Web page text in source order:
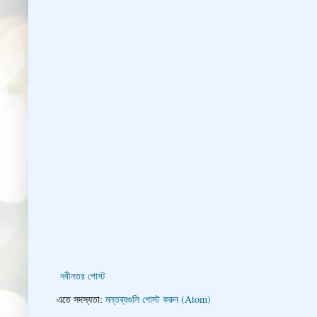
নবীনতর পোস্ট
এতে সদস্যতা: মন্তব্যগুলি পোস্ট করুন (Atom)